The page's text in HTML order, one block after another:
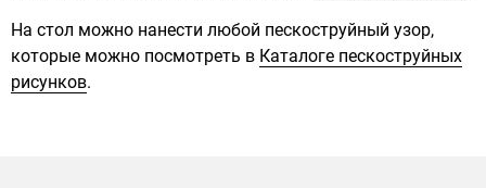
На стол можно нанести любой пескоструйный узор,
которые можно посмотреть в Каталоге пескоструйных
рисунков.